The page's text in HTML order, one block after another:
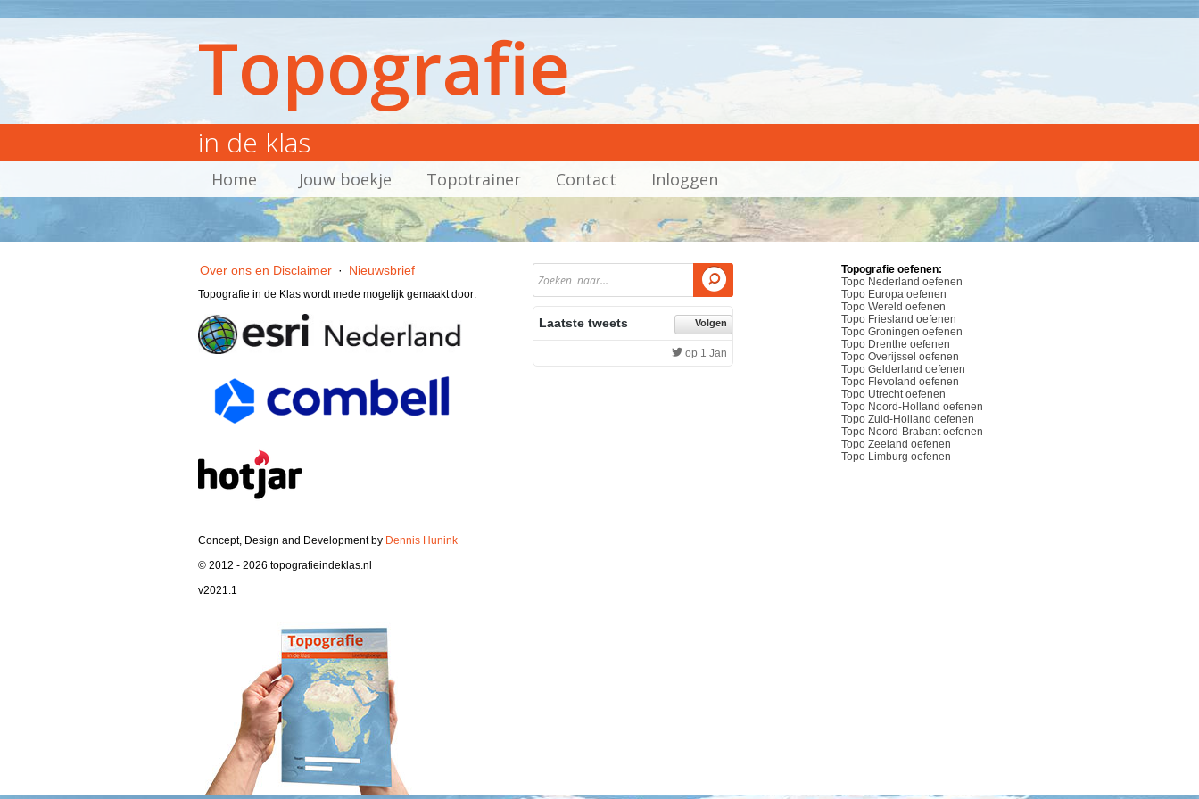
Topografie
in de klas
Home Jouw boekje Topotrainer Contact Inloggen
Over ons en Disclaimer · Nieuwsbrief
Topografie in de Klas wordt mede mogelijk gemaakt door:
Concept, Design and Development by Dennis Hunink
© 2012 - 2026 topografieindeklas.nl
v2021.1

Laatste tweets Volgen
op 1 Jan
Topografie oefenen:
Topo Nederland oefenen
Topo Europa oefenen
Topo Wereld oefenen
Topo Friesland oefenen
Topo Groningen oefenen
Topo Drenthe oefenen
Topo Overijssel oefenen
Topo Gelderland oefenen
Topo Flevoland oefenen
Topo Utrecht oefenen
Topo Noord-Holland oefenen
Topo Zuid-Holland oefenen
Topo Noord-Brabant oefenen
Topo Zeeland oefenen
Topo Limburg oefenen